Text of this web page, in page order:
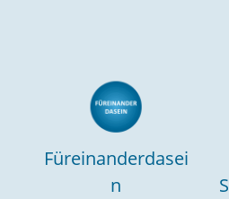
Füreinanderdasei
n